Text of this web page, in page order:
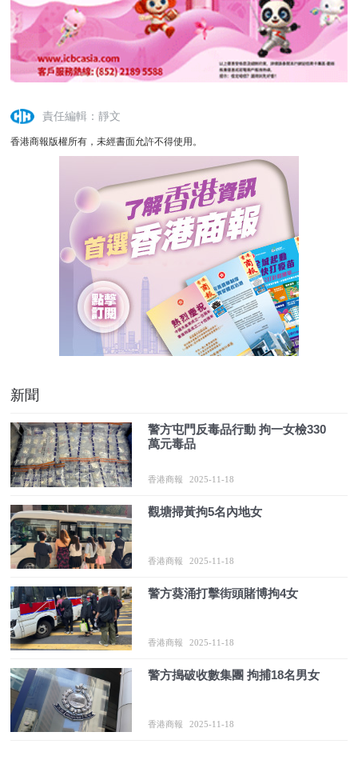
責任編輯：靜文
香港商報版權所有，未經書面允許不得使用。
新聞
警方屯門反毒品行動 拘一女檢330
萬元毒品
香港商報 2025-11-18
觀塘掃黃拘5名內地女
香港商報 2025-11-18
警方葵涌打擊街頭賭博拘4女
香港商報 2025-11-18
警方搗破收數集團 拘捕18名男女
香港商報 2025-11-18